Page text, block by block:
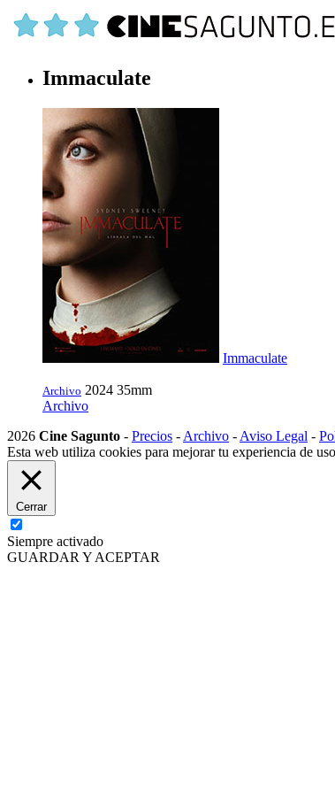
Immaculate
Immaculate
Archivo 2024 35mm
Archivo
2026 Cine Sagunto - Precios - Archivo - Aviso Legal -
Esta web utiliza cookies para mejorar tu experiencia de
Cerrar
Siempre activado
GUARDAR Y ACEPTAR